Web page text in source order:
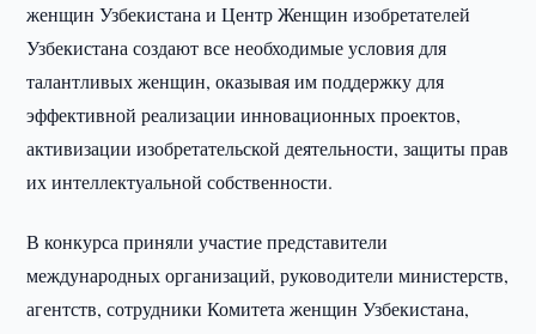
женщин Узбекистана и Центр Женщин изобретателей
Узбекистана создают все необходимые условия для
талантливых женщин, оказывая им поддержку для
эффективной реализации инновационных проектов,
активизации изобретательской деятельности, защиты прав
их интеллектуальной собственности.
В конкурса приняли участие представители
международных организаций, руководители министерств,
агентств, сотрудники Комитета женщин Узбекистана,